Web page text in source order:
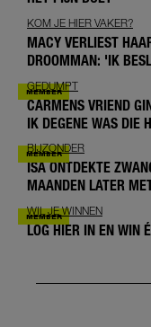
KOM JE HIER VAKER?
MACY VERLIEST
DROOMMAN: 'IK
GEDUMPT
CARMENS VRIEND
IK DEGENE WAS DIE
BIJZONDER
ISA ONTDEKTE
MAANDEN LATER
WIL JE WINNEN
LOG HIER IN EN WIN